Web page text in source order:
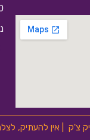
צ'ק | אין להעתיק,